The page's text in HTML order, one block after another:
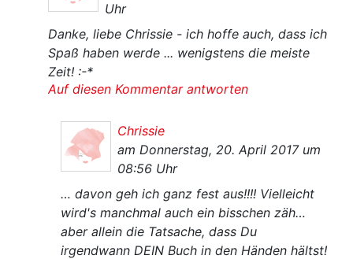
Uhr
Danke, liebe Chrissie - ich hoffe auch, dass ich
Spaß haben werde ... wenigstens die meiste
Zeit! :-*
Auf diesen Kommentar antworten
Chrissie
am Donnerstag, 20. April 2017 um
08:56 Uhr
… davon geh ich ganz fest aus!!!! Vielleicht
wird's manchmal auch ein bisschen zäh…
aber allein die Tatsache, dass Du
irgendwann DEIN Buch in den Händen hältst!